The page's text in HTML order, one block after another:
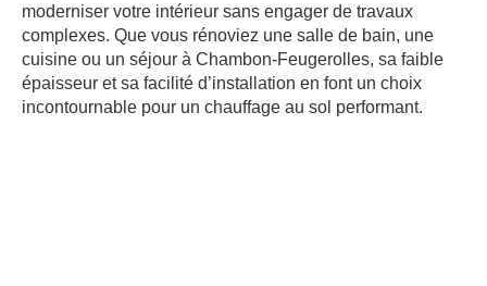
moderniser votre intérieur sans engager de travaux
complexes. Que vous rénoviez une salle de bain, une
cuisine ou un séjour à Chambon-Feugerolles, sa faible
épaisseur et sa facilité d’installation en font un choix
incontournable pour un chauffage au sol performant.